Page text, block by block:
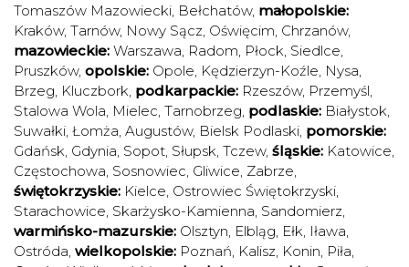
Tomaszów Mazowiecki, Bełchatów, małopolskie:
Kraków, Tarnów, Nowy Sącz, Oświęcim, Chrzanów,
mazowieckie: Warszawa, Radom, Płock, Siedlce,
Pruszków, opolskie: Opole, Kędzierzyn-Koźle, Nysa,
Brzeg, Kluczbork, podkarpackie: Rzeszów, Przemyśl,
Stalowa Wola, Mielec, Tarnobrzeg, podlaskie: Białystok,
Suwałki, Łomża, Augustów, Bielsk Podlaski, pomorskie:
Gdańsk, Gdynia, Sopot, Słupsk, Tczew, śląskie: Katowice,
Częstochowa, Sosnowiec, Gliwice, Zabrze,
świętokrzyskie: Kielce, Ostrowiec Świętokrzyski,
Starachowice, Skarżysko-Kamienna, Sandomierz,
warmińsko-mazurskie: Olsztyn, Elbląg, Ełk, Iława,
Ostróda, wielkopolskie: Poznań, Kalisz, Konin, Piła,